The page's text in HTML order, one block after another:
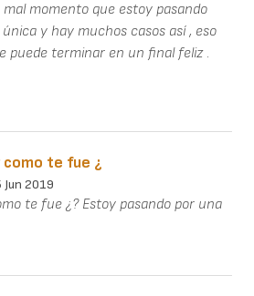
momento que estoy pasando
y hay muchos casos así , eso
puede terminar en un final feliz .
como te fue ¿
Jun 2019
te fue ¿? Estoy pasando por una